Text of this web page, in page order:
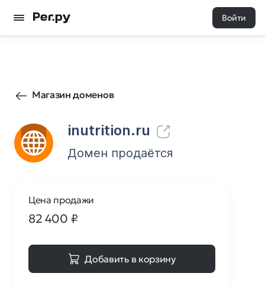
Войти
Магазин доменов
inutrition.ru
74 0
Домен продаётся
Цена продажи
82 400 ₽
Добавить в корзину